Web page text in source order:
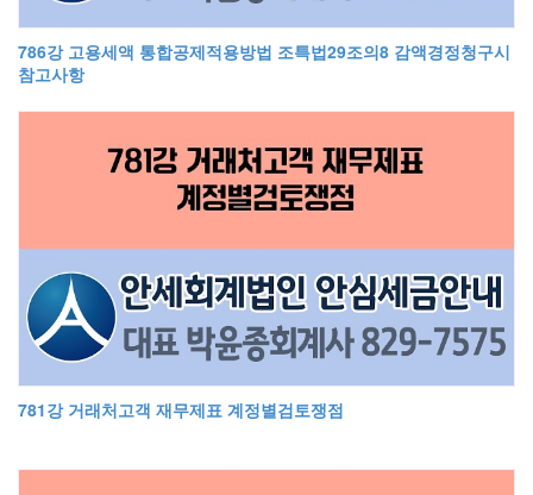
786강 고용세액 통합공제적용방법 조특법29조의8 감액경정청구시
참고사항
781강 거래처고객 재무제표 계정별검토쟁점